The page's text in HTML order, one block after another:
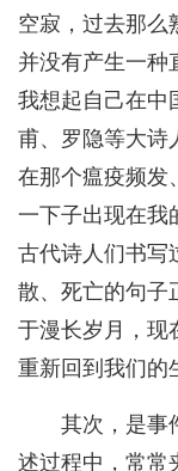
空寂，过去那么
并没有产生一种
我想起自己在中
甫、罗隐等大诗
在那个瘟疫频发
一下子出现在我
古代诗人们书写
散、死亡的句子
于漫长岁月，现
重新回到我们的
其次，是事
述过程中，常常